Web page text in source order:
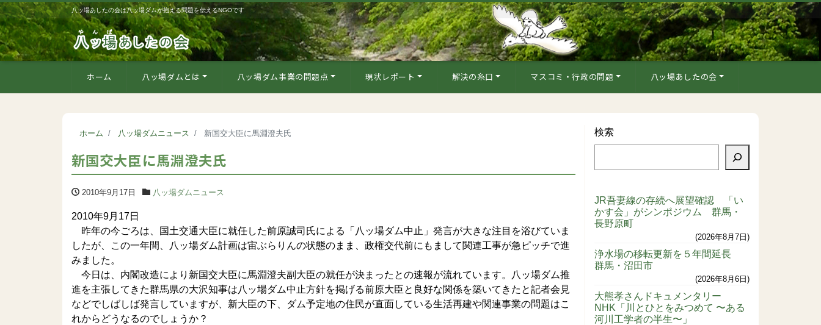
八ッ場あしたの会は八ッ場ダムが抱える問題を伝えるNGOです
ホーム 八ッ場ダムとは 八ッ場ダム事業の問題点 現状レポート 解決の糸口 マスコミ・行政の問題 八ッ場あしたの会
ホーム 八ッ場ダムニュース 新国交大臣に馬淵澄夫氏
新国交大臣に馬淵澄夫氏
2010年9月17日 八ッ場ダムニュース
2010年9月17日
昨年の今ごろは、国土交通大臣に就任した前原誠司氏による「八ッ場ダム中止」発言が大きな注目を浴びていま
したが、この一年間、八ッ場ダム計画は宙ぶらりんの状態のまま、政権交代前にもまして関連工事が急ピッチで進
みました。
今日は、内閣改造により新国交大臣に馬淵澄夫副大臣の就任が決まったとの速報が流れています。八ッ場ダム推
進を主張してきた群馬県の大沢知事は八ッ場ダム中止方針を掲げる前原大臣と良好な関係を築いてきたと記者会見
などでしばしば発言していますが、新大臣の下、ダム予定地の住民が直面している生活再建や関連事業の問題はこ
れからどうなるのでしょうか？
検索
JR吾妻線の存続へ展望確認 「い
かす会」がシンポジウム 群馬・
長野原町
2026年8月7日
浄水場の移転更新を５年間延長
群馬・沼田市
2026年8月6日
大熊孝さんドキュメンタリー
NHK「川とひとをみつめて 〜ある
河川工学者の半生〜」